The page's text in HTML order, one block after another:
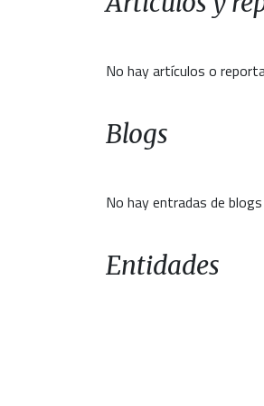
No hay artículos o
Blogs
No hay entradas de
Entidades